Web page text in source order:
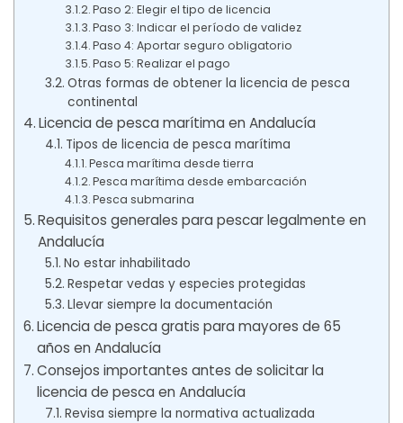
Paso 2: Elegir el tipo de licencia
Paso 3: Indicar el período de validez
Paso 4: Aportar seguro obligatorio
Paso 5: Realizar el pago
Otras formas de obtener la licencia de pesca
continental
Licencia de pesca marítima en Andalucía
Tipos de licencia de pesca marítima
Pesca marítima desde tierra
Pesca marítima desde embarcación
Pesca submarina
Requisitos generales para pescar legalmente en
Andalucía
No estar inhabilitado
Respetar vedas y especies protegidas
Llevar siempre la documentación
Licencia de pesca gratis para mayores de 65
años en Andalucía
Consejos importantes antes de solicitar la
licencia de pesca en Andalucía
Revisa siempre la normativa actualizada